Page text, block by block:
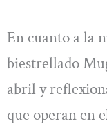
En cuanto a la
biestrellado
abril y
que operan en